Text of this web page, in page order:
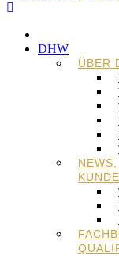
DHW
ÜBER